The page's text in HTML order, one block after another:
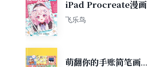
iPad Procreate漫画
技法从入门到精通
飞乐鸟
萌翻你的手账简笔画